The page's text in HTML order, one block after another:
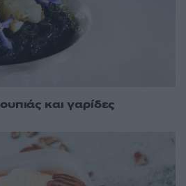
και γαρίδες